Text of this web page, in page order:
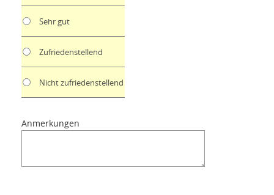
Sehr gut
Zufriedenstellend
Nicht zufriedenstellend
Anmerkungen